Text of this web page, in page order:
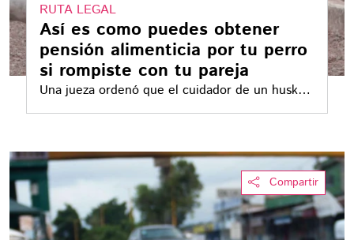
RUTA LEGAL
Así es como puedes obtener
pensión alimenticia por tu perro
si rompiste con tu pareja
Una jueza ordenó que el cuidador de un husky
pagara 700 pesos mensuales y parte de sus
convierte la pensión para animales en un
derecho automático, pero muestra qué puede
acreditarse ante un tribunal
Compartir